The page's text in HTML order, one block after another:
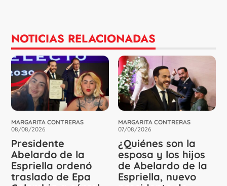
NOTICIAS RELACIONADAS
MARGARITA CONTRERAS
08/08/2026
Presidente
Abelardo de la
Espriella ordenó
traslado de Epa
MARGARITA CONTRERAS
07/08/2026
¿Quiénes son la
esposa y los hijos
de Abelardo de la
Espriella, nuevo